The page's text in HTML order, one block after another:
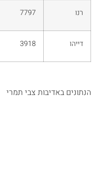
רנו 7797
דייהו 3918
הנתונים באדיבות צבי תמרי